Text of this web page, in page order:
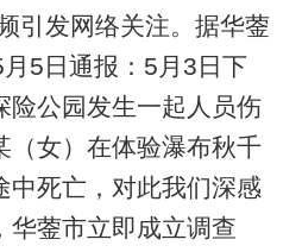
引发网络关注。据华蓥
月5日通报：5月3日下
险公园发生一起人员伤
（女）在体验瀑布秋千
中死亡，对此我们深感
华蓥市立即成立调查